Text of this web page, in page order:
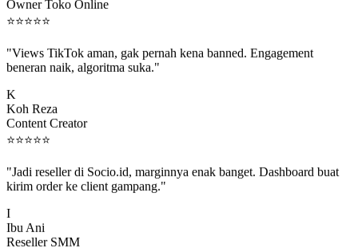
⭐⭐⭐⭐⭐
beneran naik, algoritma suka."
Koh Reza
Content Creator
⭐⭐⭐⭐⭐
kirim order ke client gampang."
Ibu Ani
Reseller SMM
⭐⭐⭐⭐⭐